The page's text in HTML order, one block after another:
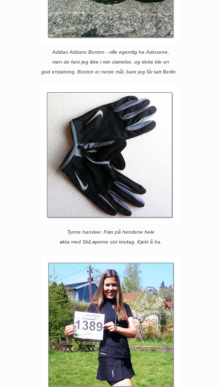
Adidas Adizero Boston - ville egentlig ha Adiosene,
men de fant jeg ikke i min størrelse, og dette ble en
god erstatning. Boston er neste mål, bare jeg får tatt Berlin.
Tynne hansker. Frøs på hendene hele
økta med SkiLøperne sist tirsdag. Kjekt å ha.